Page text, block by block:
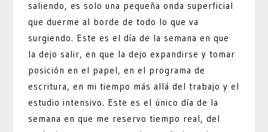
saliendo, es solo una pequeña onda superficial
que duerme al borde de todo lo que va
surgiendo. Este es el día de la semana en que
la dejo salir, en que la dejo expandirse y tomar
posición en el papel, en el programa de
escritura, en mi tiempo más allá del trabajo y el
estudio intensivo. Este es el único día de la
semana en que me reservo tiempo real, del